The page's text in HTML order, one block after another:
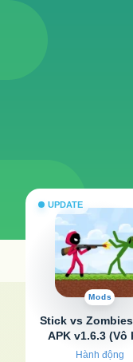
UPDATE
Mods
Stick vs
APK v1.6.3 (Vô
tiền, Bất tử)
Hành động